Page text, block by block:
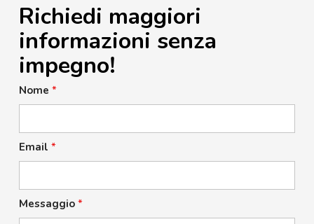
Richiedi maggiori
informazioni senza
impegno!
Nome *
Email *
Messaggio *